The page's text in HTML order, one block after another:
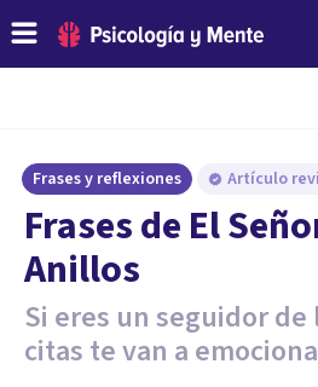
Frases y reflexiones Artículo
Frases de El
Anillos
Si eres un seguidor
citas te van a